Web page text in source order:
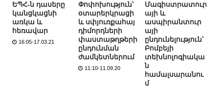
ԵՊՀ-ն դասերը
կանցկացնի
առկա և
հեռավար
16:05-17.03.21
Փոփոխություն՝
օտարերկրացի
և սփյուռքահայ
դիմորդների
փաստաթղթերի
ընդունման
ժամկետներում
11:10-11.09.20
Մագիստրատուր
այի և
ասպիրանտուր
այի
ընդունելություն՝
Բոմբեյի
տեխնոլոգիակա
ն
համալսարանու
մ